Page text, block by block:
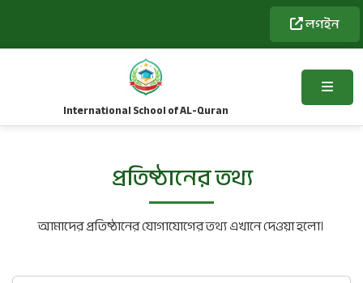
লগইন
International School of AL-Quran
প্রতিষ্ঠানের তথ্য
আমাদের প্রতিষ্ঠানের যোগাযোগের তথ্য এখানে দেওয়া হলো।